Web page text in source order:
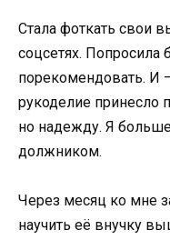
Стала фоткать свои
соцсетях.
порекомендовать. И
рукоделие принесло
но надежду. Я
должником.
Через месяц ко мне
научить её внучку